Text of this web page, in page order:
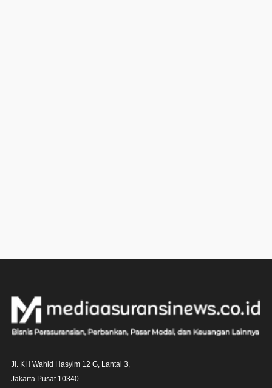
Jl. KH Wahid Hasyim 12 G, Lantai 3,
Jakarta Pusat 10340.